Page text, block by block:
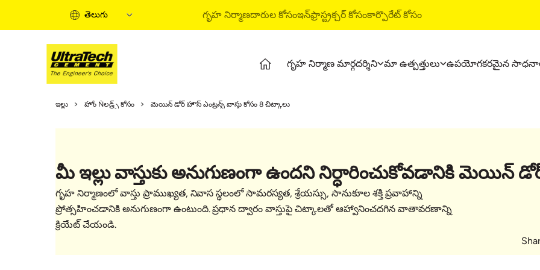
తెలుగు గృహ నిర్మాణదారుల కోసంఇన్‌ఫ్రాస్ట్రక్చర్ కోసంకార్పొరేట్ కోసం
గృహ నిర్మాణ మార్గదర్శిని మా ఉత్పత్తులు ఉపయోగకరమైన
సొల్యూషన్స్ కొనండి
త్వరిత మార్గదర్శిని(tvarita margadarsini)
గృహ నిర్మాణ ప్రాథమిక అంశాలు(gruha nirmana prathamika ansalu)
అల్ట్రాటెక్ బిల్డింగ్ సొల్యూషన్స్
ఇల్లు హోం Ǹలడ్ర్స్ కోసం మెయిన్ డోర్ హౌస్ ఎంట్రన్స్ వాస్తు కోసం 8 చిట్కాలు
మీ ఇల్లు వాస్తుకు అనుగుణంగా ఉందని నిర్ధారించుకోవడానికి మెయిన్
గృహ నిర్మాణంలో వాస్తు ప్రాముఖ్యత, నివాస స్థలంలో సామరస్యత, శ్రేయస్సు, సానుకూల శక్తి ప్రవాహాన్ని
ప్రోత్సహించడానికి అనుగుణంగా ఉంటుంది. ప్రధాన ద్వారం వాస్తుపై చిట్కాలతో ఆహ్వానించదగిన వాతావరణాన్ని
క్రియేట్ చేయండి.